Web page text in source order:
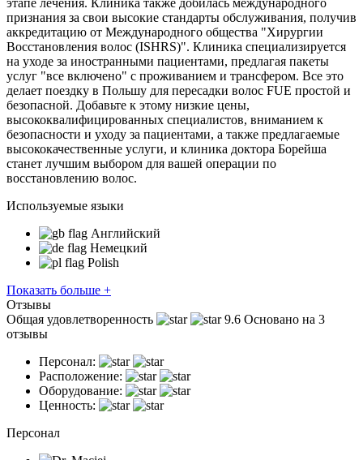
признания за свои высокие стандарты обслуживания, получив
аккредитацию от Международного общества "Хирургии
Восстановления волос (ISHRS)". Клиника специализируется
на уходе за иностранными пациентами, предлагая пакеты
услуг "все включено" с проживанием и трансфером. Все это
делает поездку в Польшу для пересадки волос FUE простой и
безопасной. Добавьте к этому низкие цены,
высококвалифицированных специалистов, вниманием к
безопасности и уходу за пациентами, а также предлагаемые
высококачественные услуги, и клиника доктора Борейша
станет лучшим выбором для вашей операции по
восстановлению волос.
Используемые языки
Английский
Немецкий
Polish
Показать больше +
Отзывы
Общая удовлетворенность
9.6 Основано на 3
отзывы
Персонал:
Расположение:
Оборудование:
Ценность:
Персонал